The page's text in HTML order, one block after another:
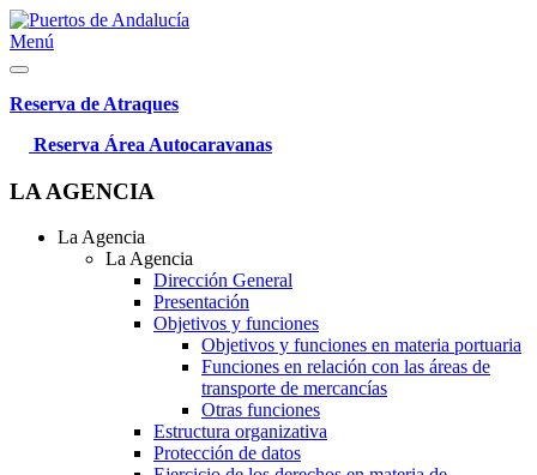
Menú
Reserva de Atraques
Reserva Área Autocaravanas
LA AGENCIA
La Agencia
La Agencia
Dirección General
Presentación
Objetivos y funciones
Objetivos y funciones en materia portuaria
Funciones en relación con las áreas de
transporte de mercancías
Otras funciones
Estructura organizativa
Protección de datos